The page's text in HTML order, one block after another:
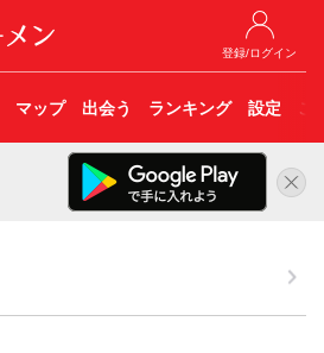
登録/ログイン
マップ 出会う ランキング 設定 こ